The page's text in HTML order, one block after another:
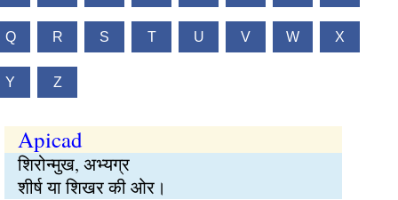
Q R S T U V W X
Y Z
Apicad
शिरोन्मुख, अभ्यग्र
शीर्ष या शिखर की ओर।